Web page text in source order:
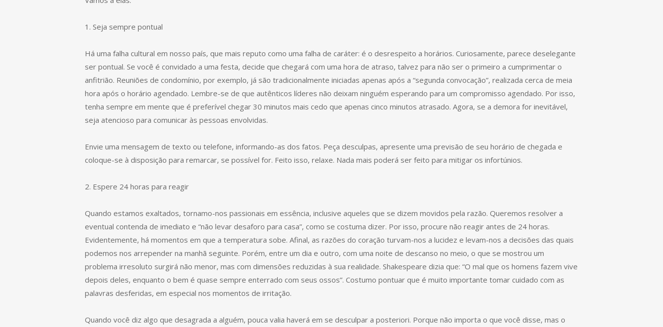
1. Seja sempre pontual
Há uma falha cultural em nosso país, que mais reputo como uma falha de caráter: é o desrespeito a horários. Curiosamente, parece deselegante
ser pontual. Se você é convidado a uma festa, decide que chegará com uma hora de atraso, talvez para não ser o primeiro a cumprimentar o
anfitrião. Reuniões de condomínio, por exemplo, já são tradicionalmente iniciadas apenas após a “segunda convocação”, realizada cerca de meia
hora após o horário agendado. Lembre-se de que autênticos líderes não deixam ninguém esperando para um compromisso agendado. Por isso,
tenha sempre em mente que é preferível chegar 30 minutos mais cedo que apenas cinco minutos atrasado. Agora, se a demora for inevitável,
seja atencioso para comunicar às pessoas envolvidas.
Envie uma mensagem de texto ou telefone, informando-as dos fatos. Peça desculpas, apresente uma previsão de seu horário de chegada e
coloque-se à disposição para remarcar, se possível for. Feito isso, relaxe. Nada mais poderá ser feito para mitigar os infortúnios.
2. Espere 24 horas para reagir
Quando estamos exaltados, tornamo-nos passionais em essência, inclusive aqueles que se dizem movidos pela razão. Queremos resolver a
eventual contenda de imediato e “não levar desaforo para casa”, como se costuma dizer. Por isso, procure não reagir antes de 24 horas.
Evidentemente, há momentos em que a temperatura sobe. Afinal, as razões do coração turvam-nos a lucidez e levam-nos a decisões das quais
podemos nos arrepender na manhã seguinte. Porém, entre um dia e outro, com uma noite de descanso no meio, o que se mostrou um
problema irresoluto surgirá não menor, mas com dimensões reduzidas à sua realidade. Shakespeare dizia que: “O mal que os homens fazem vive
depois deles, enquanto o bem é quase sempre enterrado com seus ossos”. Costumo pontuar que é muito importante tomar cuidado com as
palavras desferidas, em especial nos momentos de irritação.
Quando você diz algo que desagrada a alguém, pouca valia haverá em se desculpar a posteriori. Porque não importa o que você disse, mas o